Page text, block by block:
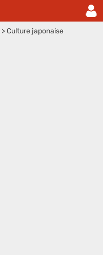
>Culture japonaise